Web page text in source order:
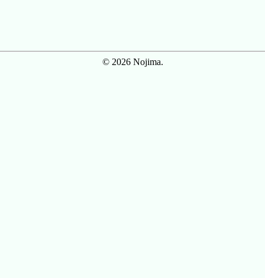
© 2026 Nojima.